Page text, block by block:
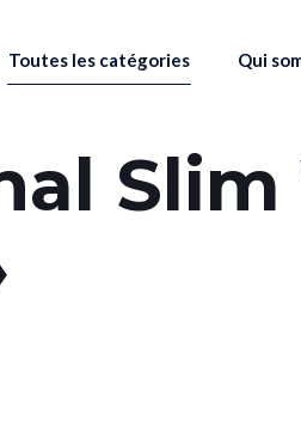
Toutes les catégories Qui
Slim